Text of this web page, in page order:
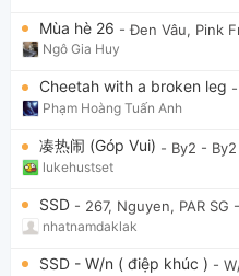
Mùa hè 26 - Đen Vâu, Pink
Ngô Gia Huy
Cheetah with a broken leg
Phạm Hoàng Tuấn Anh
凑热闹 (Góp Vui) - By2 - By2
lukehustset
SSD - 267, Nguyen, PAR SG
nhatnamdaklak
SSD - W/n ( điệp khúc ) -